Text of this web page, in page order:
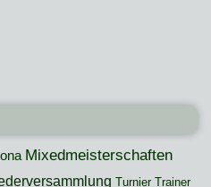
Mixedmeisterschaften
Turnier Trainer